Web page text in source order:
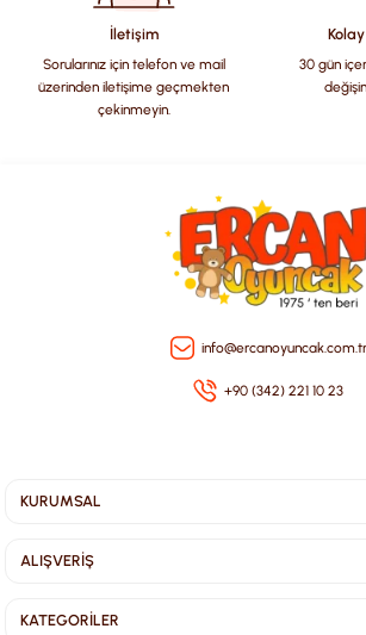
Bu ürüne benzer farklı alternatifler olmalı.
İletişim
Sorularınız için telefon ve mail
üzerinden iletişime geçmekten
çekinmeyin.
30 gün
info@ercanoyuncak.com.tr
+90 (342) 221 10 23
KURUMSAL
ALIŞVERİŞ
KATEGORİLER